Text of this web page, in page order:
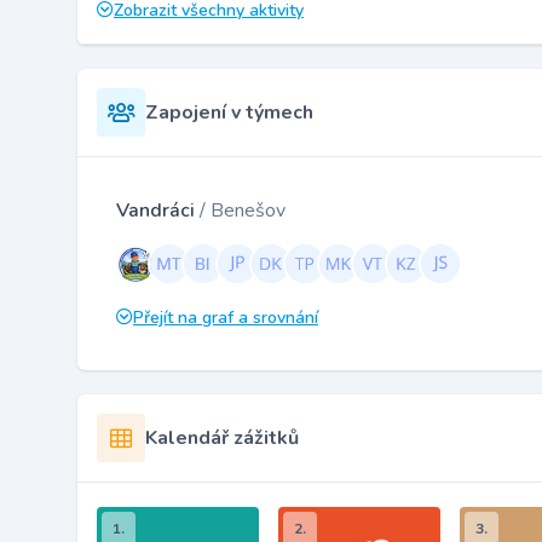
Zobrazit všechny aktivity
Zapojení v týmech
Vandráci / Benešov
Přejít na graf a srovnání
Kalendář zážitků
1. 2. 3.